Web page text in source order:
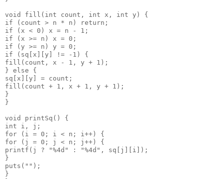
void fill( int count, int x, int y) {
if (count > n * n) return ;
if (x < 0 ) x = n - 1 ;
if (x >= n) x = 0 ;
if (y >= n) y = 0 ;
if (sq[x][y] != - 1 ) {
fill(count, x - 1 , y + 1 );
} else {
sq[x][y] = count;
fill(count + 1 , x + 1 , y + 1 );
}
}
void
printSq() {
int i, j;
for (i = 0 ; i < n; i++) {
for (j = 0 ; j < n; j++) {
printf(j ?
"%4d " : "%4d " , sq[j][i]);
}
puts( "" );
}